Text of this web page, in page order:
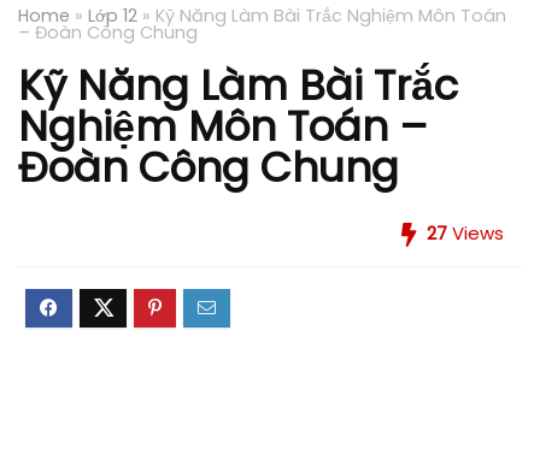
Home » Lớp 12 » Kỹ Năng Làm Bài Trắc Nghiệm Môn Toán
– Đoàn Công Chung
Kỹ Năng Làm Bài Trắc
Nghiệm Môn Toán –
Đoàn Công Chung
27Views